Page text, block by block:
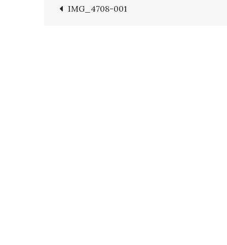
Post
IMG_4708-001